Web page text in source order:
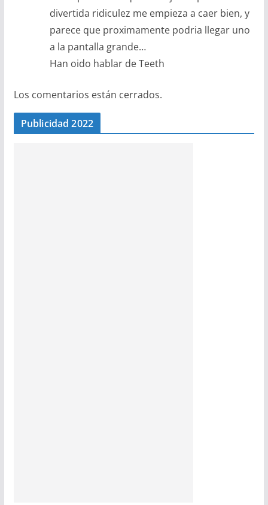
divertida ridiculez me empieza a caer bien, y
parece que proximamente podria llegar uno
a la pantalla grande…
Han oido hablar de Teeth
Los comentarios están cerrados.
Publicidad 2022